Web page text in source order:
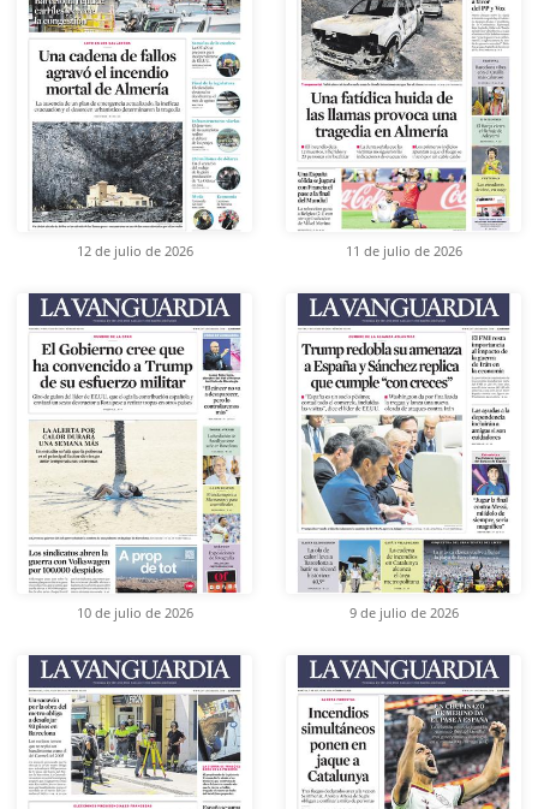
12 de julio de 2026 11 de julio de 2026
10 de julio de 2026 9 de julio de 2026